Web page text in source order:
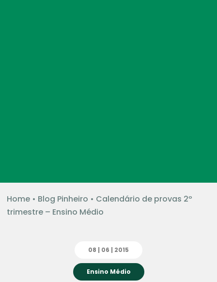
Home• Blog Pinheiro • Calendário de provas 2º
trimestre – Ensino Médio
08 | 06 | 2015
Ensino Médio